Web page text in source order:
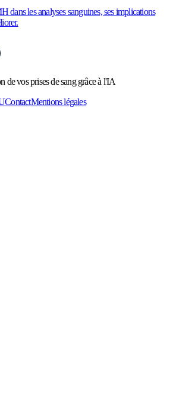
dans les analyses sanguines, ses implications
de vos prises de sang grâce à l'IA
ContactMentions légales